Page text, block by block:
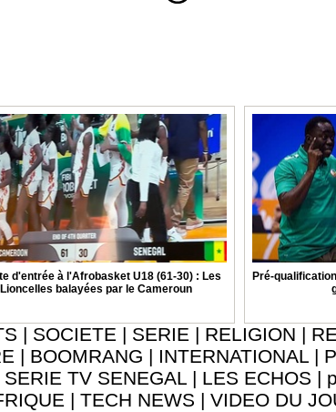
d'entrée à l'Afrobasket U18 (61-30) : Les
Lioncelles balayées par le Cameroun
Pré-
| SOCIETE | SERIE | RELIGION |
| BOOMRANG | INTERNATIONAL |
SERIE TV SENEGAL | LES ECHOS |
| TECH NEWS | VIDEO DU